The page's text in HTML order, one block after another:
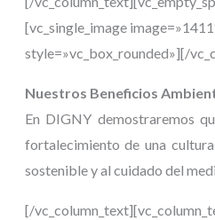
[vc_single_image
style=»vc_box_rounded»][/
Nuestros Beneficios
En DIGNY demostraremos
fortalecimiento de una
sostenibley al cuidado del
[/